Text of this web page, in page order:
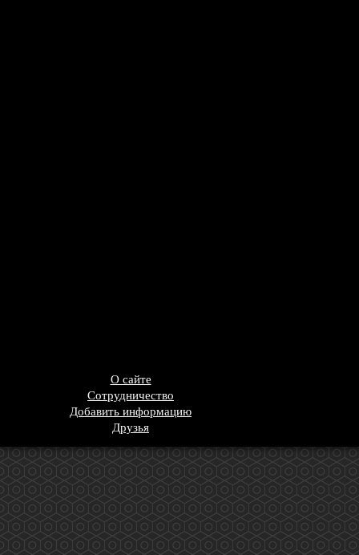
О сайте
Сотрудничество
Добавить информацию
Друзья